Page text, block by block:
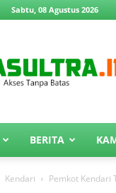
Sabtu, 08 Agustus 2026
BERITA
Kendari Pemkot Kendari